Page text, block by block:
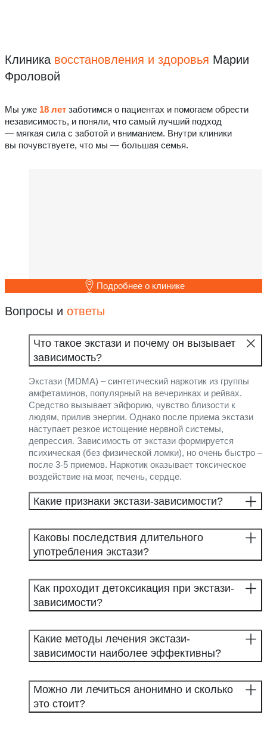
Клиника восстановления и здоровья Марии
Фроловой
Мы уже 18 лет заботимся о пациентах и помогаем обрести
независимость, и поняли, что самый лучший подход
— мягкая сила с заботой и вниманием. Внутри клиники
вы почувствуете, что мы — большая семья.
Подробнее о клинике
Вопросы и ответы
Что такое экстази и почему он вызывает
зависимость?
Экстази (MDMA) – синтетический наркотик из группы
амфетаминов, популярный на вечеринках и рейвах.
Средство вызывает эйфорию, чувство близости к
людям, прилив энергии. Однако после приема экстази
наступает резкое истощение нервной системы,
депрессия. Зависимость от экстази формируется
психическая (без физической ломки), но очень быстро –
после 3-5 приемов. Наркотик оказывает токсическое
воздействие на мозг, печень, сердце.
Какие признаки экстази-зависимости?
Каковы последствия длительного
употребления экстази?
Как проходит детоксикация при экстази-
зависимости?
Какие методы лечения экстази-
зависимости наиболее эффективны?
Можно ли лечиться анонимно и сколько
это стоит?